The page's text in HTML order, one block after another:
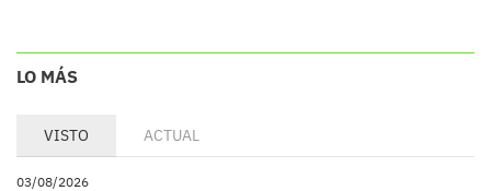
LO MÁS
VISTO ACTUAL
03/08/2026